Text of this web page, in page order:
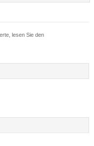
lesen Sie den